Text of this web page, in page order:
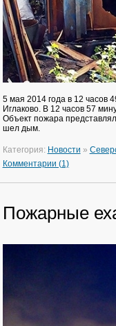
5 мая 2014 года в 12 часов
Иглаково. В 12 часов 57
Объект пожара
шел дым.
Категория: Новости »
Комментарии (1)
Пожарные